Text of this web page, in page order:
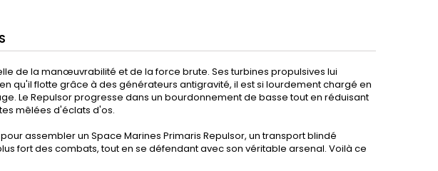
de la manœuvrabilité et de la force brute. Ses turbines propulsives lui
qu'il flotte grâce à des générateurs antigravité, il est si lourdement chargé en
Le Repulsor progresse dans un bourdonnement de basse tout en réduisant
mêlées d'éclats d'os.
assembler un Space Marines Primaris Repulsor, un transport blindé
fort des combats, tout en se défendant avec son véritable arsenal. Voilà ce